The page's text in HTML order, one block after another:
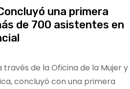
una primera
de 700 asistentes en
través de la Oficina de la Mujer y
concluyó con una primera